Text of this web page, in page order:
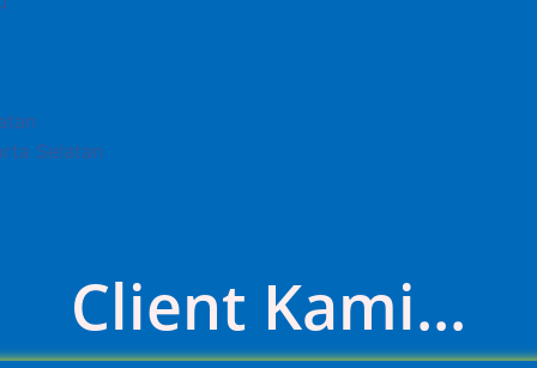
Client Kami...